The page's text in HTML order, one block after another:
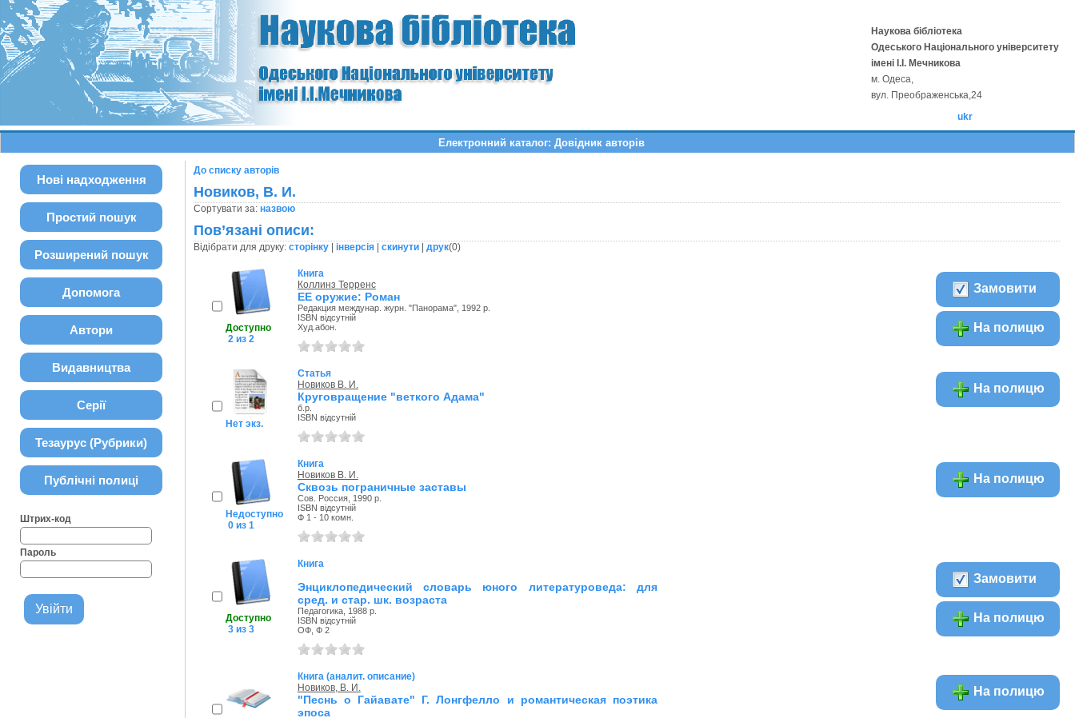
Наукова бібліотека
Одеського Національного університету
імені І.І. Мечникова
м. Одеса,
вул. Преображенська,24
ukr
Електронний каталог: Довідник авторів
Нові надходження
Простий пошук
Розширений пошук
Допомога
Автори
Видавництва
Серії
Тезаурус (Рубрики)
Публічні полиці
Штрих-код
Пароль
До списку авторів
Новиков, В. И.
Сортувати за: назвою
Пов’язані описи:
Відібрати для друку: сторінку| інверсія| скинути| друк(0)
Доступно
2 из 2
Книга
Коллинз Терренс
ЕЕ оружие: Роман
Редакция междунар. журн. "Панорама", 1992 р.
ISBN відсутній
Худ.абон.
Замовити
На полицю
Нет экз.
Статья
Новиков В. И.
Круговращение "веткого Адама"
б.р.
ISBN відсутній
На полицю
Недоступно
0 из 1
Книга
Новиков В. И.
Сквозь пограничные заставы
Сов. Россия, 1990 р.
ISBN відсутній
Ф 1 - 10 комн.
На полицю
Доступно
3 из 3
Книга
Энциклопедический словарь юного литературоведа: для
сред. и стар. шк. возраста
Педагогика, 1988 р.
ISBN відсутній
ОФ, Ф 2
Замовити
На полицю
Книга (аналит. описание)
Новиков, В. И.
"Песнь о Гайавате" Г. Лонгфелло и романтическая поэтика
эпоса
На полицю